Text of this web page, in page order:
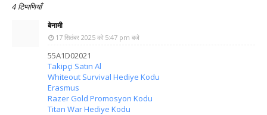
4 टिप्पणियाँ
बेनामी
17 सितंबर 2025 को 5:47 pm बजे
55A1D02021
Takipçi Satın Al
Whiteout Survival Hediye Kodu
Erasmus
Razer Gold Promosyon Kodu
Titan War Hediye Kodu